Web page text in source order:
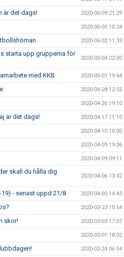
är det dags! 2020-06-09 21:29
2020-06-05 10:24
2020-06-02 11:33
starta upp grupperna för
2020-05-04 22:00
med KKB 2020-05-01 19:44
2020-04-28 12:55
2020-04-26 19:10
är det dags! 2020-04-17 11:10
2020-04-10 10:00
2020-04-09 19:06
2020-04-09 09:11
skall du hålla dig
2020-04-06 13:42
- senast uppd 21/8 2020-04-05 14:43
2020-03-23 10:54
skor! 2020-03-03 17:07
2020-03-01 18:02
2020-02-24 06:54